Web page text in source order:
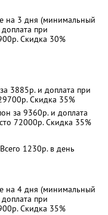
на 3 дня (минимальный
при
Скидка 30%
3885р. и доплата при
Скидка 35%
за 9360р. и доплата
72000р. Скидка 35%
1230р. в день
на 4 дня (минимальный
при
Скидка 35%